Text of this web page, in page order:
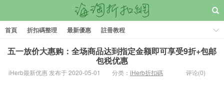
首頁 折扣碼整理 最新優惠 註冊教程
五一放价大惠购：全场商品达到指定金额即可享受9折+包邮
包税优惠
iHerb最新优惠 发布于 2020-05-01 分类： iHerb折扣碼 评论(0)